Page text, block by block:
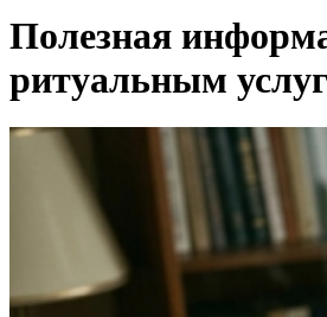
Полезная
ритуальным